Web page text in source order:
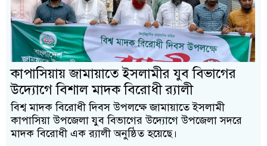
কাপাসিয়ায় জামায়াতে ইসলামীর যুব বিভাগের
উদ্যোগে বিশাল মাদক বিরোধী র‍্যালী
বিশ্ব মাদক বিরোধী দিবস উপলক্ষে জামায়াতে ইসলামী
কাপাসিয়া উপজেলা যুব বিভাগের উদ্যোগে উপজেলা সদরে
মাদক বিরোধী এক র‍্যালী অনুষ্ঠিত হয়েছে।